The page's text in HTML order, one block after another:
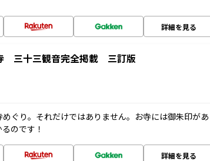
詳細を見る
三十三観音完全掲載 三訂版
ぐり。それだけではありません。お寺には御朱印があ
のです！
詳細を見る